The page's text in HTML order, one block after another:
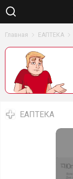
Главная ЕАПТЕКА
ЕАПТЕКА